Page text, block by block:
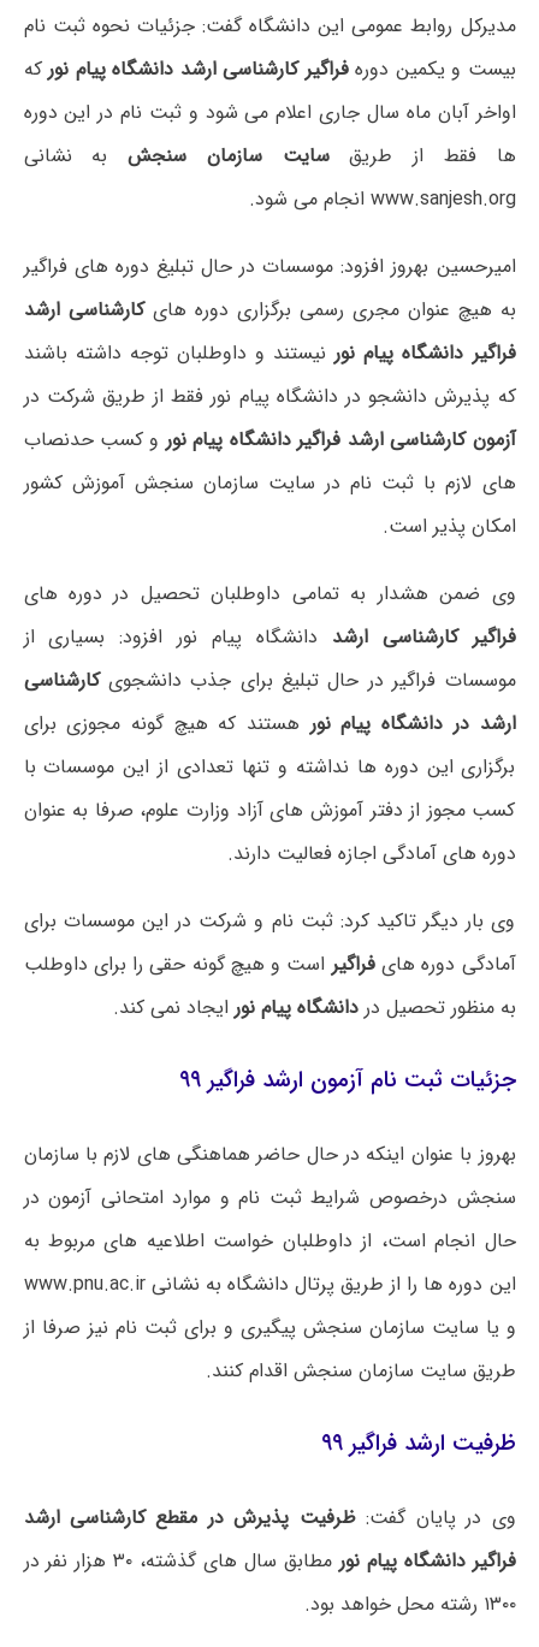
مدیرکل روابط عمومی این دانشگاه گفت: جزئیات نحوه ثبت نام
بیست و یکمین دورهفراگیر کارشناسی ارشد دانشگاه پیام نورکه
اواخر آبان ماه سال جاری اعلام می شود و ثبت نام در این دوره
ها فقط از طریقسایت سازمان سنجش به نشانی
www.sanjesh.org انجام می شود.
امیرحسین بهروز افزود: موسسات در حال تبلیغ دوره های فراگیر
به هیچ عنوان مجری رسمی برگزاری دوره هایکارشناسی ارشد
فراگیر دانشگاه پیام نورنیستند و داوطلبان توجه داشته باشند
که پذیرش دانشجو در دانشگاه پیام نور فقط از طریق شرکت در
آزمون کارشناسی ارشد فراگیر دانشگاه پیام نورو کسب حدنصاب
های لازم با ثبت نام در سایت سازمان سنجش آموزش کشور
امکان پذیر است.
وی ضمن هشدار به تمامی داوطلبان تحصیل در دوره های
فراگیر کارشناسی ارشد دانشگاه پیام نور افزود: بسیاری از
موسسات فراگیر در حال تبلیغ برای جذب دانشجویکارشناسی
ارشد در دانشگاه پیام نورهستند که هیچ گونه مجوزی برای
برگزاری این دوره ها نداشته و تنها تعدادی از این موسسات با
کسب مجوز از دفتر آموزش های آزاد وزارت علوم، صرفا به عنوان
دوره های آمادگی اجازه فعالیت دارند.
وی بار دیگر تاکید کرد: ثبت نام و شرکت در این موسسات برای
آمادگی دوره هایفراگیر است و هیچ گونه حقی را برای داوطلب
به منظور تحصیل دردانشگاه پیام نورایجاد نمی کند.
جزئیات ثبت نام آزمون ارشد فراگیر ۹۹
بهروز با عنوان اینکه در حال حاضر هماهنگی های لازم با سازمان
سنجش درخصوص شرایط ثبت نام و موارد امتحانی آزمون در
حال انجام است، از داوطلبان خواست اطلاعیه های مربوط به
این دوره ها را از طریق پرتال دانشگاه به نشانی www.pnu.ac.ir
و یا سایت سازمان سنجش پیگیری و برای ثبت نام نیز صرفا از
طریق سایت سازمان سنجش اقدام کنند.
ظرفیت ارشد فراگیر ۹۹
وی در پایان گفت:ظرفیت پذیرش در مقطع کارشناسی ارشد
فراگیر دانشگاه پیام نور
مطابق سال های گذشته، ۳۰ هزار نفر در
۱۳۰۰ رشته محل خواهد بود.